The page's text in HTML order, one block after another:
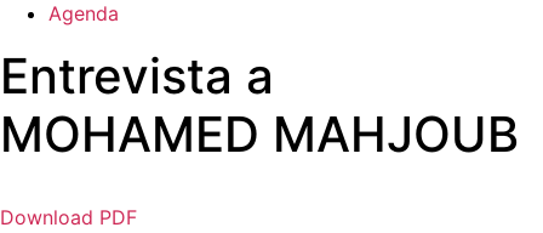
Agenda
Entrevista a
MOHAMED MAHJOUB
Download PDF